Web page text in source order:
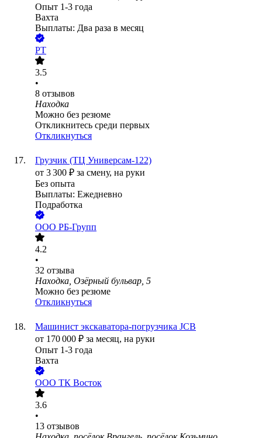
Опыт 1-3 года
Вахта
Выплаты: Два раза в месяц
РТ
3.5
•
8 отзывов
Находка
Можно без резюме
Откликнитесь среди первых
Откликнуться
Грузчик (ТЦ Универсам-122)
от 3 300 ₽ за смену, на руки
Без опыта
Выплаты: Ежедневно
Подработка
ООО РБ-Групп
4.2
•
32 отзыва
Находка, Озёрный бульвар, 5
Можно без резюме
Откликнуться
Машинист экскаватора-погрузчика JCB
от 170 000 ₽ за месяц, на руки
Опыт 1-3 года
Вахта
ООО ТК Восток
3.6
•
13 отзывов